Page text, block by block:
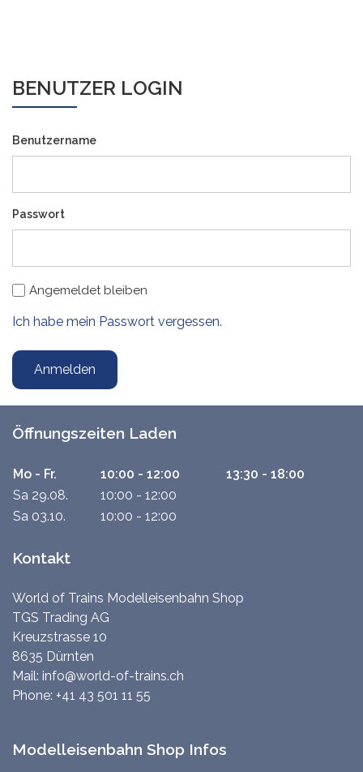
BENUTZER LOGIN
Benutzername
Passwort
Angemeldet bleiben
Ich habe mein Passwort vergessen.
Öffnungszeiten Laden
Mo - Fr. 10:00 - 12:00
13:30 - 18:00
Sa 29.08.
10:00 - 12:00
Sa 03.10.
10:00 - 12:00
Kontakt
World of Trains Modelleisenbahn Shop
TGS Trading AG
Kreuzstrasse 10
8635 Dürnten
Mail: info@world-of-trains.ch
Phone: +41 43 501 11 55
Modelleisenbahn Shop Infos